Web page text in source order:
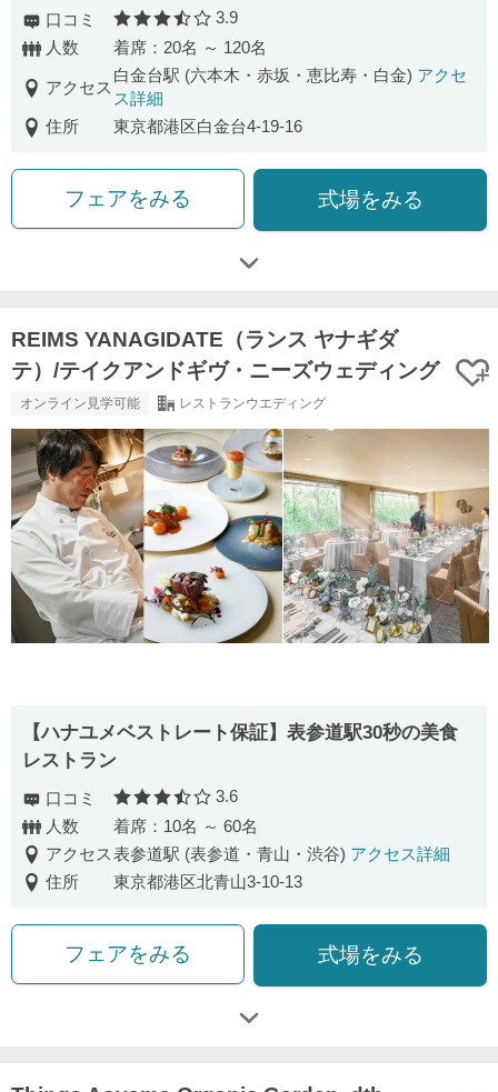
口コミ 口コミ評価
3.9
人数
着席：20名 ～ 120名
アクセス
白金台駅 (六本木・赤坂・恵比寿・白金) アクセ
ス詳細
住所
東京都港区白金台4-19-16
フェアをみる 式場をみる
REIMS YANAGIDATE（ランス ヤナギダ
テ）/テイクアンドギヴ・ニーズウェディング
オンライン見学可能 レストランウエディング
【ハナユメベストレート保証】表参道駅30秒の美食
レストラン
口コミ 口コミ評価
3.6
人数
着席：10名 ～ 60名
アクセス表参道駅 (表参道・青山・渋谷) アクセス詳細
住所
東京都港区北青山3-10-13
フェアをみる 式場をみる